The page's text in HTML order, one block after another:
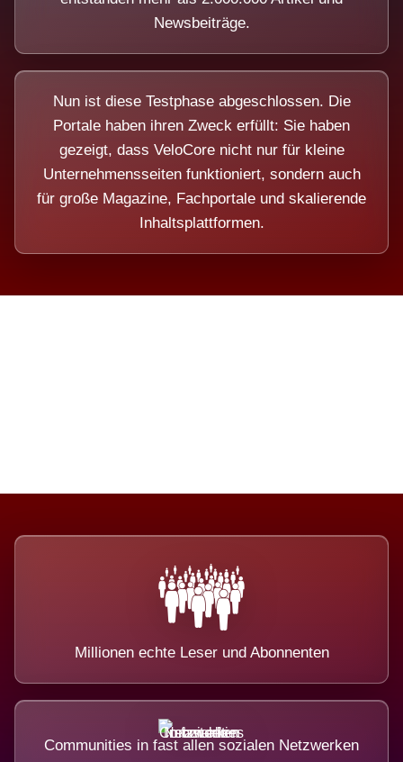
Newsbeiträge.
Nun ist diese Testphase abgeschlossen. Die
Portale haben ihren Zweck erfüllt: Sie haben
gezeigt, dass VeloCore nicht nur für kleine
Unternehmensseiten funktioniert, sondern auch
für große Magazine, Fachportale und skalierende
Inhaltsplattformen.
Millionen echte Leser und Abonnenten
Communities in fast allen sozialen Netzwerken